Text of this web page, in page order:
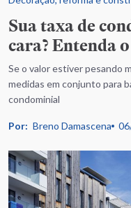
Sua taxa de
cara? Entenda
Se o valor estiver pesando
medidas em conjunto para
condominial
Por: Breno Damascena